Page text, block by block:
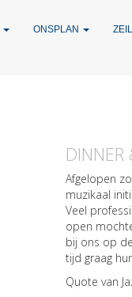
ONSPLAN
Afgelopen
muzikaal
Veel
open
bij ons op
tijd graag
Quote van